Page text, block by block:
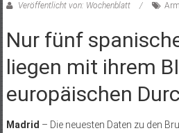
Veröffentlicht von: Wochenblatt
Nur fünf
liegen mit ihrem
europäischen
Madrid – Die neuesten Daten zu den